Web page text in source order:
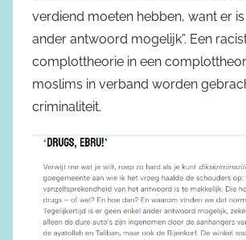
verdiend moeten hebben, want er is
ander antwoord mogelijk”. Een
complottheorie in een
moslims in verband worden
criminaliteit.